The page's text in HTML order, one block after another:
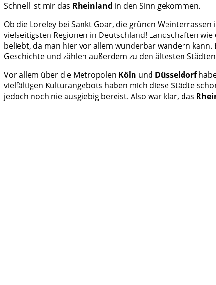
Schnell ist mir das Rheinland in den Sinn gekommen.
Ob die Loreley bei Sankt Goar, die grünen
vielseitigsten Regionen in Deutschland! Landschaften wie
beliebt, da man hier vor allem wunderbar wandern kann.
Geschichte und zählen außerdem zu den ältesten
Vor allem über die Metropolen Köln und Düsseldorf
vielfältigen Kulturangebots haben mich diese Städte
jedoch noch nie ausgiebig bereist. Also war klar, das